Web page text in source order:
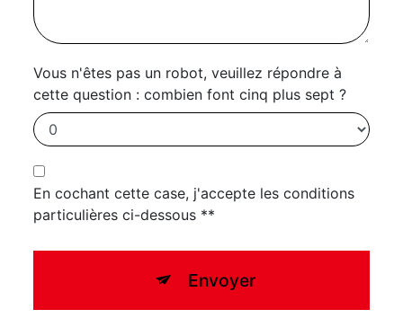
Vous n'êtes pas un robot, veuillez répondre à
cette question : combien font cinq plus sept ?
En cochant cette case, j'accepte les conditions
particulières ci-dessous **
Envoyer